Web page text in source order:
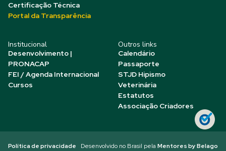
Certificação Técnica
Portal da Transparência
Institucional
Desenvolvimento |
PRONACAP
FEI / Agenda Internacional
Cursos
Outros links
Calendário
Passaporte
STJD Hipismo
Veterinária
Estatutos
Associação Criadores
Política de privacidade Desenvolvido no Brasil pela Mentores by Belago